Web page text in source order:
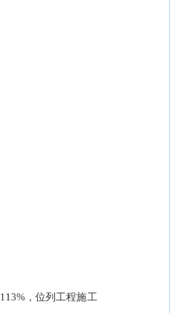
113%，位列工程施工